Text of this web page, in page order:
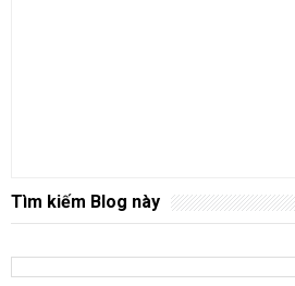
Tìm kiếm Blog này